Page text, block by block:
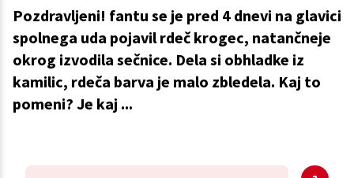
Pozdravljeni! fantu se je pred 4 dnevi na glavici
spolnega uda pojavil rdeč krogec, natančneje
okrog izvodila sečnice. Dela si obhladke iz
kamilic, rdeča barva je malo zbledela. Kaj to
pomeni? Je kaj ...